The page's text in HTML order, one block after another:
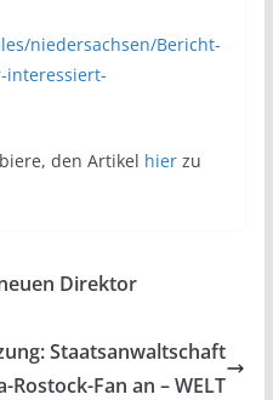
niedersachsen/Bericht-
interessiert-
den Artikel hierzu
Direktor
Staatsanwaltschaft
Rostock-Fan an – WELT